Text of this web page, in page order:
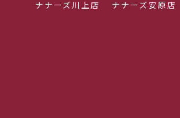
ナナーズ川上店 ナナーズ安原店